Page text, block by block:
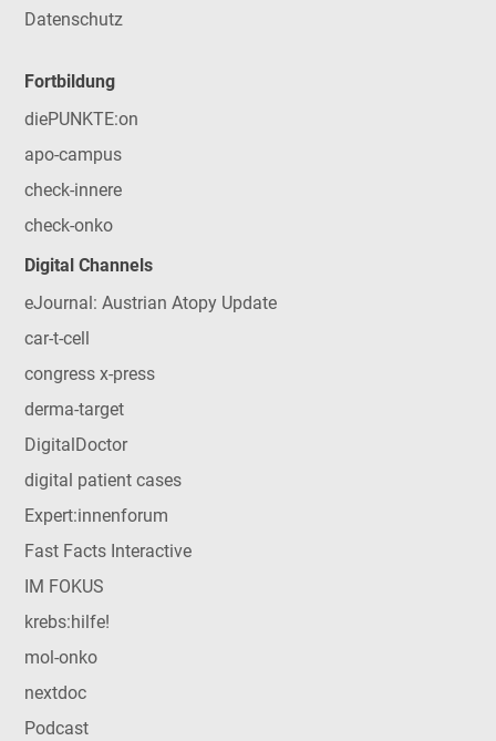
Datenschutz
Fortbildung
diePUNKTE:on
apo-campus
check-innere
check-onko
Digital Channels
eJournal: Austrian Atopy Update
car-t-cell
congress x-press
derma-target
DigitalDoctor
digital patient cases
Expert:innenforum
Fast Facts Interactive
IM FOKUS
krebs:hilfe!
mol-onko
nextdoc
Podcast